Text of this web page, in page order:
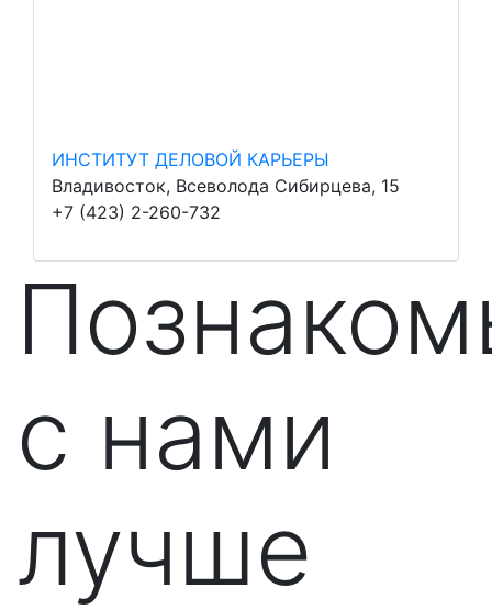
ИНСТИТУТ ДЕЛОВОЙ КАРЬЕРЫ
Владивосток, Всеволода Сибирцева, 15
+7 (423) 2-260-732
с нами
лучше